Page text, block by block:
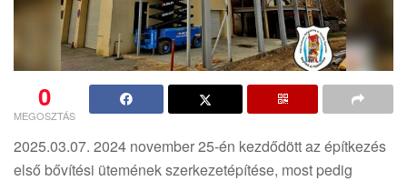
0
MEGOSZTÁS
2025.03.07. 2024 november 25-én kezdődött az építkezés
első bővítési ütemének szerkezetépítése, most pedig